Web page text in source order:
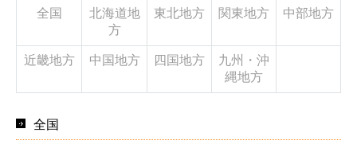
全国
北海道地
方
東北地方 関東地方 中部地方
近畿地方 中国地方 四国地方
九州・沖
縄地方
全国